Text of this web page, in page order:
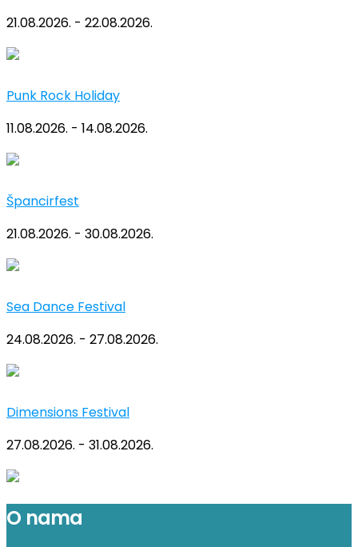
21.08.2026. - 22.08.2026.
Punk Rock Holiday
11.08.2026. - 14.08.2026.
Špancirfest
21.08.2026. - 30.08.2026.
Sea Dance Festival
24.08.2026. - 27.08.2026.
Dimensions Festival
27.08.2026. - 31.08.2026.
O nama